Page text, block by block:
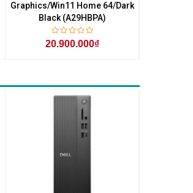
Graphics/Win11 Home 64/Dark
Black (A29HBPA)
20.900.000₫